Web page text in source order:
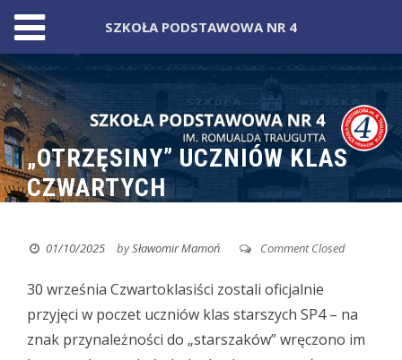
Skip
to
content
„OTRZĘSINY” UCZNIÓW KLAS
CZWARTYCH
01/10/2025 bySławomir Mamoń Comment Closed
30 września Czwartoklasiści zostali oficjalnie
przyjęci w poczet uczniów klas starszych SP4– na
znak przynależności do „starszaków” wręczono im
SZKOŁA PODSTAWOWA NR 4